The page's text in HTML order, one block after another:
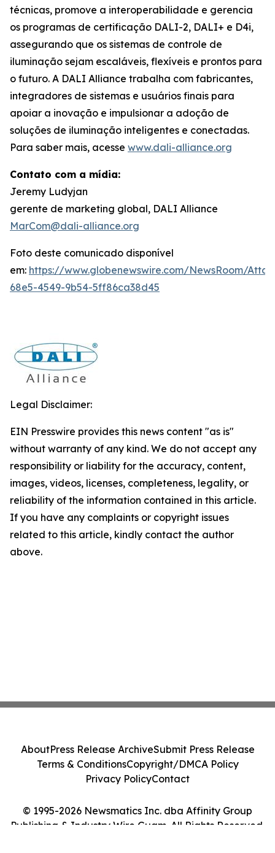
técnicas, promove a interoperabilidade e gerencia
os programas de certificação DALI-2, DALI+ e D4i,
assegurando que os sistemas de controle de
iluminação sejam escaláveis, flexíveis e prontos para
o futuro. A DALI Alliance trabalha com fabricantes,
integradores de sistemas e usuários finais para
apoiar a inovação e impulsionar a adoção de
soluções de iluminação inteligentes e conectadas.
Para saber mais, acesse www.dali-alliance.org
Contato com a mídia:
Jeremy Ludyjan
gerente de marketing global, DALI Alliance
MarCom@dali-alliance.org
Foto deste comunicado disponível
em: https://www.globenewswire.com/NewsRoom/
68e5-4549-9b54-5ff86ca38d45
Legal Disclaimer:
EIN Presswire provides this news content "as is"
without warranty of any kind. We do not accept any
responsibility or liability for the accuracy, content,
images, videos, licenses, completeness, legality, or
reliability of the information contained in this article.
If you have any complaints or copyright issues
related to this article, kindly contact the author
above.
© 1995-2026 Newsmatics Inc. dba Affinity Group
Publishing & Industry Wire Guam. All Rights Reserved.
AboutPress Release ArchiveSubmit Press Release
Terms & ConditionsCopyright/DMCA Policy
Privacy PolicyContact